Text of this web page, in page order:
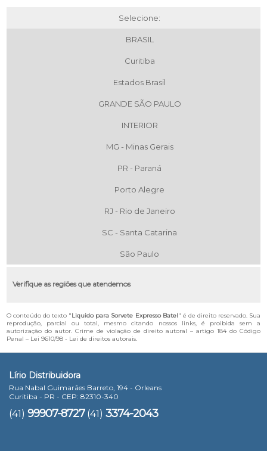
Selecione:
BRASIL
Curitiba
Estados Brasil
GRANDE SÃO PAULO
INTERIOR
MG - Minas Gerais
PR - Paraná
Porto Alegre
RJ - Rio de Janeiro
SC - Santa Catarina
São Paulo
Verifique as regiões que atendemos
O conteúdo do texto "Liquido para Sorvete Expresso Batel" é de direito reservado. Sua
reprodução, parcial ou total, mesmo citando nossos links, é proibida sem a
autorização do autor. Crime de violação de direito autoral – artigo 184 do Código
Penal – Lei 9610/98 - Lei de direitos autorais.
Lírio Distribuidora
Rua Nabal Guimarães Barreto, 194 - Orleans
Curitiba - PR - CEP: 82310-340
(41) 99907-8727 (41) 3374-2043